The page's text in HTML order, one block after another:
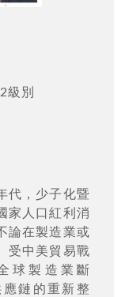
級別
代，少子化暨
家人口紅利消
論在製造業或
受中美貿易戰
球製造業斷
鏈的重新整